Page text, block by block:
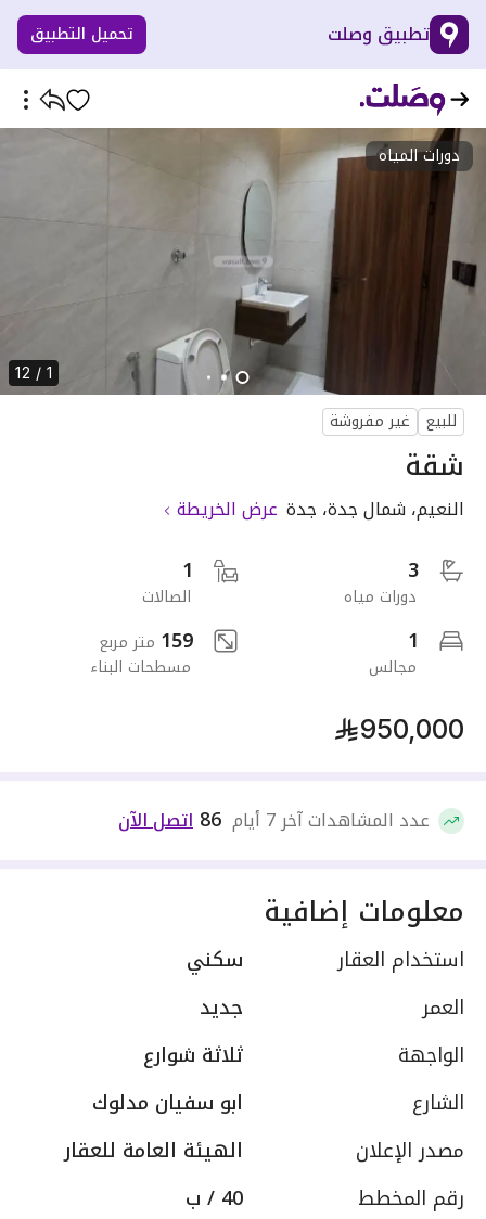
تطبيق وصلت تحميل التطبيق
دورات المياه
1 / 12
للبيع غير مفروشة
شقة
النعيم، شمال جدة، جدة عرض الخريطة
3
دورات مياه
1
الصالات
1
مجالس
159 متر مربع
مسطحات البناء
950,000
عدد المشاهدات آخر 7 أيام 86 اتصل الآن
معلومات إضافية
استخدام العقار
سكني
العمر
جديد
الواجهة
ثلاثة شوارع
الشارع
ابو سفيان مدلوك
مصدر الإعلان
الهيئة العامة للعقار
رقم المخطط
40 / ب